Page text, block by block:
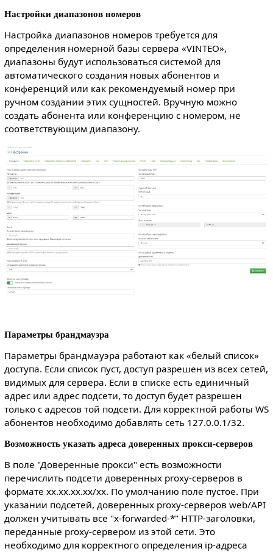
Настройки диапазонов номеров
Настройка диапазонов номеров требуется для
определения номерной базы сервера «VINTEO»,
диапазоны будут использоваться системой для
автоматического создания новых абонентов и
конференций или как рекомендуемый номер при
ручном создании этих сущностей. Вручную можно
создать абонента или конференцию с номером, не
соответствующим диапазону.
Параметры брандмауэра
Параметры брандмауэра работают как «белый список»
доступа. Если список пуст, доступ разрешен из всех сетей,
видимых для сервера. Если в списке есть единичный
адрес или адрес подсети, то доступ будет разрешен
только с адресов той подсети. Для корректной работы WS
абонентов необходимо добавлять сеть 127.0.0.1/32.
Возможность указать адреса доверенных прокси-серверов
В поле "Доверенные прокси" есть возможности
перечислить подсети доверенных proxy-серверов в
формате xx.xx.xx.xx/xx. По умолчанию поле пустое. При
указании подсетей, доверенных proxy-серверов web/API
должен учитывать все "x-forwarded-*" HTTP-заголовки,
переданные proxy-сервером из этой сети. Это
необходимо для корректного определения ip-адреса